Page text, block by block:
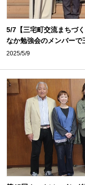
5/7【三宅町交流まちづ
なか勉強会のメンバーで
2025/5/9